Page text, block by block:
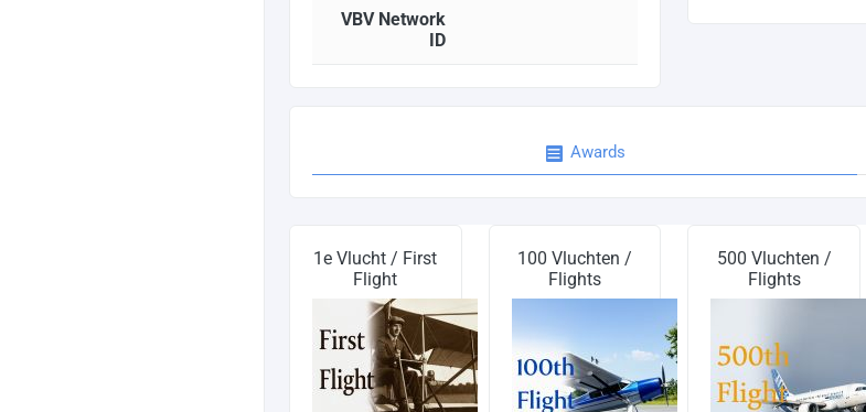
VBV Network
ID
Awards
1e Vlucht / First
Flight
100 Vluchten /
Flights
500 Vluchten /
Flights